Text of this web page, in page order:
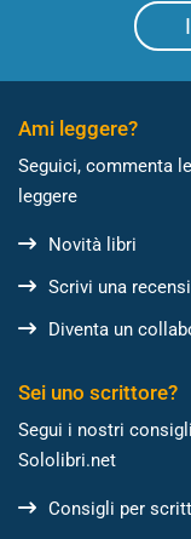
Ami leggere?
Seguici, commenta
leggere
Novità libri
Scrivi una
Diventa un
Sei uno scrittore?
Segui i nostri
Sololibri.net
Consigli per